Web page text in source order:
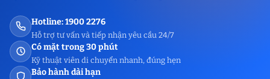
Hotline: 1900 2276
Hỗ trợ tư vấn và tiếp nhận yêu cầu 24/7
Có mặt trong 30 phút
Kỹ thuật viên di chuyển nhanh, đúng hẹn
Bảo hành dài hạn